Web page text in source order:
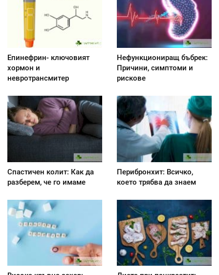
Епинефрин- ключовият
хормон и
невротрансмитер
Нефункциониращ бъбрек:
Причини, симптоми и
рискове
Спастичен колит: Как да
разберем, че го имаме
Перибронхит: Всичко,
което трябва да знаем